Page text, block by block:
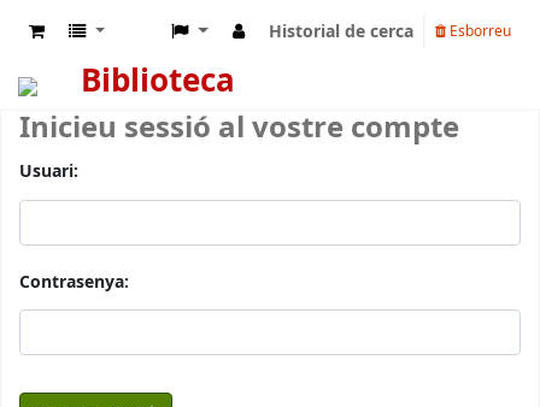
Historial de cerca Esborreu
Biblioteca
Inicieu sessió al vostre compte
Usuari:
Contrasenya: